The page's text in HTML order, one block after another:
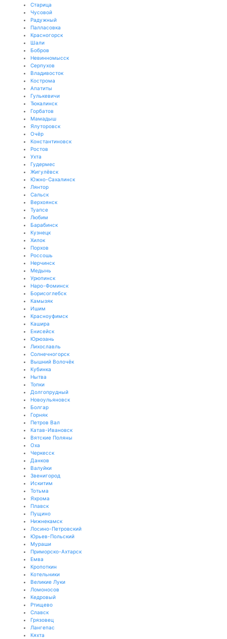
Старица
Чусовой
Радужный
Палласовка
Красногорск
Шали
Бобров
Невинномысск
Серпухов
Владивосток
Кострома
Апатиты
Гулькевичи
Тюкалинск
Горбатов
Мамадыш
Ялуторовск
Очёр
Константиновск
Ростов
Ухта
Гудермес
Жигулёвск
Южно-Сахалинск
Лянтор
Сальск
Верхоянск
Туапсе
Любим
Барабинск
Кузнецк
Хилок
Порхов
Россошь
Нерчинск
Медынь
Урюпинск
Наро-Фоминск
Борисоглебск
Камызяк
Ишим
Красноуфимск
Кашира
Енисейск
Юрюзань
Лихославль
Солнечногорск
Вышний Волочёк
Кубинка
Нытва
Топки
Долгопрудный
Новоульяновск
Болгар
Горняк
Петров Вал
Катав-Ивановск
Вятские Поляны
Оха
Черкесск
Данков
Валуйки
Звенигород
Искитим
Тотьма
Яхрома
Плавск
Пущино
Нижнекамск
Лосино-Петровский
Юрьев-Польский
Мураши
Приморско-Ахтарск
Емва
Кропоткин
Котельники
Великие Луки
Ломоносов
Кедровый
Ртищево
Славск
Грязовец
Лангепас
Кяхта